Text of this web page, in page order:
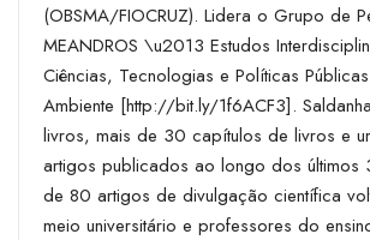
(OBSMA/FIOCRUZ). Lidera o Grupo de
MEANDROS \u2013 Estudos
Ciências, Tecnologias e Políticas
Ambiente [http://bit.ly/1f6ACF3].
livros, mais de 30 capítulos de livros e
artigos publicados ao longo dos últimos
de 80 artigos de divulgação científica
meio universitário e professores do